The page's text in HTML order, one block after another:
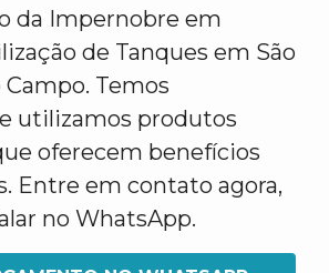
da Impernobre em
de Tanques em São
Temos
utilizamos produtos
oferecem benefícios
Entre em contato agora,
no WhatsApp.